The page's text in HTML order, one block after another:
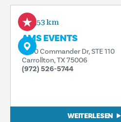
2,53 km
AMS EVENTS
3200 Commander Dr, STE 110
Carrollton, TX 75006
(972) 526-5744
WEITERLESEN